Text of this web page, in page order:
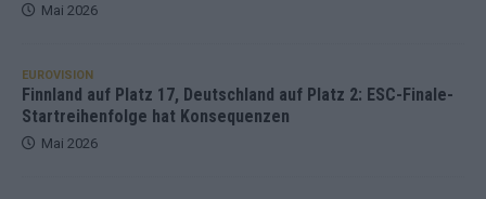
Mai 2026
EUROVISION
Finnland auf Platz 17, Deutschland auf Platz 2: ESC-Finale-
Startreihenfolge hat Konsequenzen
Mai 2026